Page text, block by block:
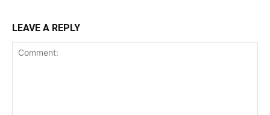
LEAVE A REPLY